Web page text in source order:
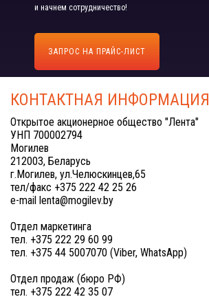
и начнем сотрудничество!
ЗАПРОС НА ПРАЙС-ЛИСТ
КОНТАКТНАЯ ИНФОРМАЦИЯ
Открытое акционерное общество "Лента"
УНП 700002794
Могилев
212003, Беларусь
г.Могилев, ул.Челюскинцев,65
тел/факс +375 222 42 25 26
e-mail lenta@mogilev.by
Отдел маркетинга
тел. +375 222 29 60 99
тел. +375 44 5007070 (Viber, WhatsApp)
Отдел продаж (бюро РФ)
тел. +375 222 42 35 07